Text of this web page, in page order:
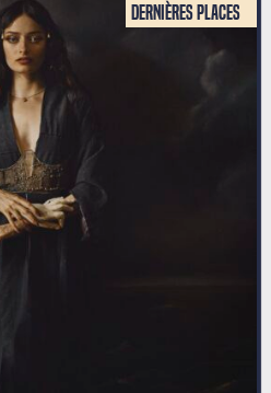
Dernières places